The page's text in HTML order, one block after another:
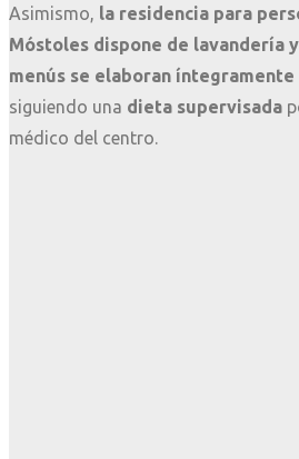
Asimismo, la residencia para
Móstoles dispone de lavandería
menús se elaboran
siguiendo una dieta supervisada
médico del centro.